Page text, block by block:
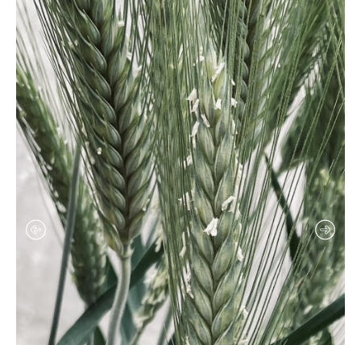
ποικιλιών λαχανικών
σπόροι αρωματικών & βότανα
σπόροι βιομηχανίας τροφίμων
κοκκάρι σποράς
σκόρδο σποράς
σπόροι δημητριακών
πατατόσπορος
σπόροι baby leaf μicro green εdible flowers
φακελάκια σπόρων & σταντ
σπόροι λειμώνες - μίγματα